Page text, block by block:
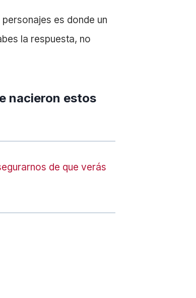
es donde un
la respuesta, no
nacieron estos
de que verás